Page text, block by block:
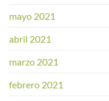
mayo 2021
abril 2021
marzo 2021
febrero 2021